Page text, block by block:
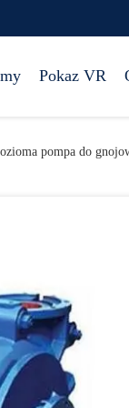
Pokaz VR
pompa do